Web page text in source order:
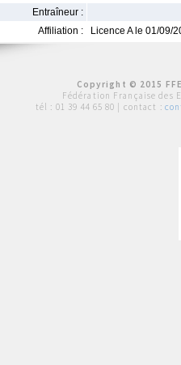
Entraîneur :
Affiliation :
Licence A le 01/09/
Copyright © 2015
Fédération Française des
tél : 01 39 44 65 80 | contact :